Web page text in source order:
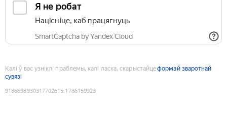
Я не робат
Націсніце, каб працягнуць
SmartCaptcha by Yandex Cloud
Калі ў вас узніклі праблемы, калі ласка, скарыстайцеформай зваротнай
сувязі
9186698930317702615:1786159923